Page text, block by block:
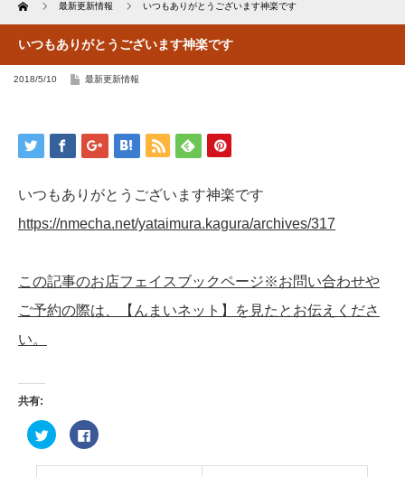
Home 最新更新情報 いつもありがとうございます神楽です
いつもありがとうございます神楽です
2018/5/10 最新更新情報
いつもありがとうございます神楽です
https://nmecha.net/yataimura.kagura/archives/317
この記事のお店フェイスブックページ※お問い合わせや
ご予約の際は、【んまいネット】を見たとお伝えくださ
い。
共有:
ク
リ
ク
Facebook
で
有